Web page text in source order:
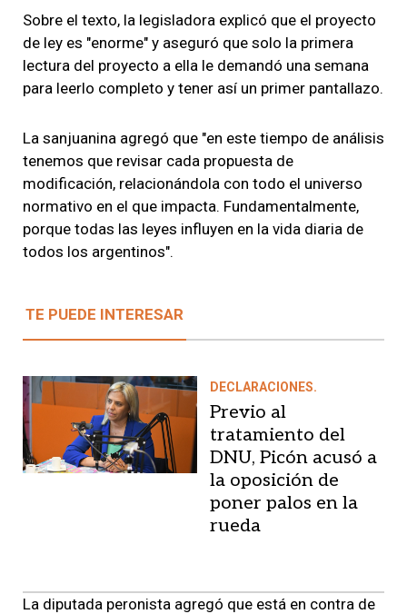
Sobre el texto, la legisladora explicó que el proyecto
de ley es "enorme" y aseguró que solo la primera
lectura del proyecto a ella le demandó una semana
para leerlo completo y tener así un primer pantallazo.
La sanjuanina agregó que "en este tiempo de análisis
tenemos que revisar cada propuesta de
modificación, relacionándola con todo el universo
normativo en el que impacta. Fundamentalmente,
porque todas las leyes influyen en la vida diaria de
todos los argentinos".
TE PUEDE INTERESAR
DECLARACIONES.
Previo al
tratamiento del
DNU, Picón acusó a
la oposición de
poner palos en la
rueda
La diputada peronista agregó que está en contra de